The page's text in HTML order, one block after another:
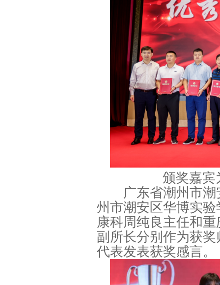
颁奖嘉宾
广东省潮州市潮
州市潮安区华博实
康科周纯良主任和
副所长分别作为获
代表发表获奖感言。